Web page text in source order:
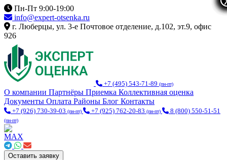
Пн-Пт 9:00-19:00
info@expert-otsenka.ru
г. Люберцы, ул. 3-е Почтовое отделение, д.102, эт.9, офис
926
+7 (495) 543-71-89 (пн-пт)
О компании Партнёры Приемка Коллективная оценка
Документы Оплата Районы Блог Контакты
+7 (926) 730-39-03 (пн-пт) +7 (925) 762-20-83 (пн-пт) 8 (800) 550-51-51
(пн-пт)
Оставить заявку